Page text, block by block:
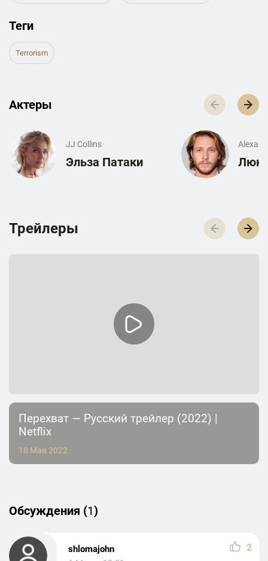
Теги
Terrorism
Актеры
JJ Collins
Эльза Патаки Люк
Трейлеры
Перехват — Русский трейлер (2022) |
Netflix
18 Мая 2022
Обсуждения (1)
shlomajohn
2